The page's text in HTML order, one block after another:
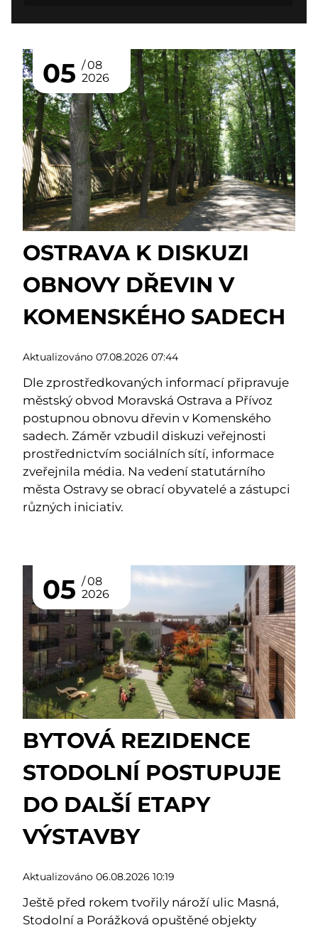
05
08
2026
OSTRAVA K DISKUZI
OBNOVY DŘEVIN V
KOMENSKÉHO SADECH
Aktualizováno 07.08.2026 07:44
Dle zprostředkovaných informací připravuje
městský obvod Moravská Ostrava a Přívoz
postupnou obnovu dřevin v Komenského
sadech. Záměr vzbudil diskuzi veřejnosti
prostřednictvím sociálních sítí, informace
zveřejnila média. Na vedení statutárního
města Ostravy se obrací obyvatelé a zástupci
různých iniciativ.
05
08
2026
BYTOVÁ REZIDENCE
STODOLNÍ POSTUPUJE
DO DALŠÍ ETAPY
VÝSTAVBY
Aktualizováno 06.08.2026 10:19
Ještě před rokem tvořily nároží ulic Masná,
Stodolní a Porážková opuštěné objekty